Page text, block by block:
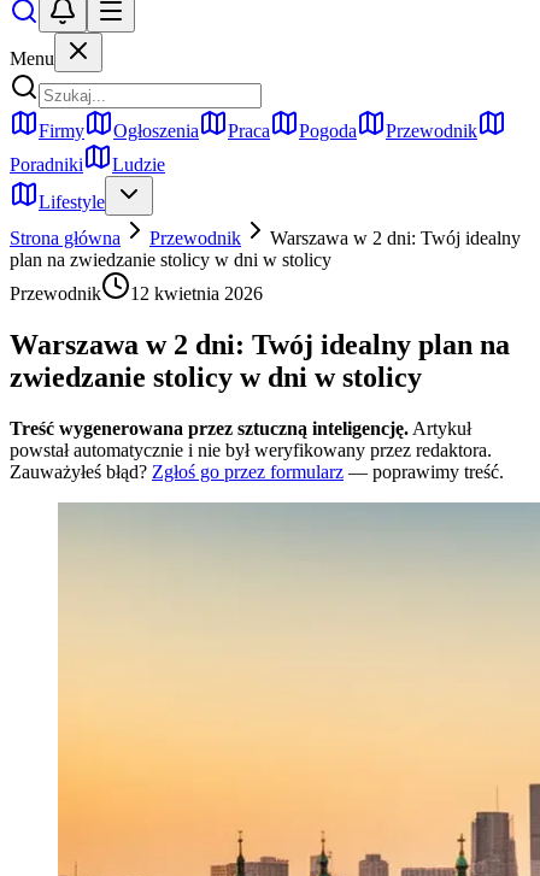
Menu
Firmy Ogłoszenia Praca Pogoda
Przewodnik
Poradniki
Ludzie
Lifestyle
Strona główna
Przewodnik
Warszawa w 2 dni: Twój idealny
plan na zwiedzanie stolicy w dni w stolicy
Przewodnik
12 kwietnia 2026
Warszawa w 2 dni: Twój idealny plan na
zwiedzanie stolicy w dni w stolicy
Treść wygenerowana przez sztuczną inteligencję. Artykuł
powstał automatycznie i nie był weryfikowany przez redaktora.
Zauważyłeś błąd? Zgłoś go przez formularz — poprawimy treść.